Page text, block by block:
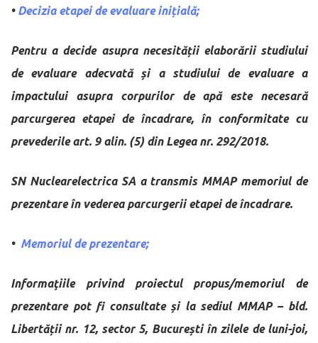
• Decizia etapei de evaluare inițială;
Pentru a decide asupra necesității elaborării studiului
de evaluare adecvată și a studiului de evaluare a
impactului asupra corpurilor de apă este necesară
parcurgerea etapei de încadrare, în conformitate cu
prevederile art. 9 alin. (5) din Legea nr. 292/2018.
SN Nuclearelectrica SA a transmis MMAP memoriul de
prezentare în vederea parcurgerii etapei de încadrare.
• Memoriul de prezentare;
Informaţiile privind proiectul propus/memoriul de
prezentare pot fi consultate și la sediul MMAP – bld.
Libertății nr. 12, sector 5, București în zilele de luni-joi,